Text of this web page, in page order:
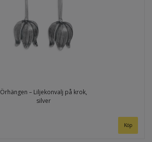
Örhängen – Liljekonvalj på krok,
silver